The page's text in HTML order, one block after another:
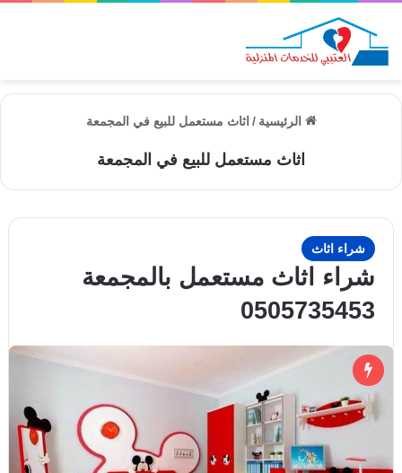
الرئيسية / اثاث مستعمل للبيع في المجمعة
اثاث مستعمل للبيع في المجمعة
شراء اثاث
شراء اثاث مستعمل بالمجمعة
0505735453